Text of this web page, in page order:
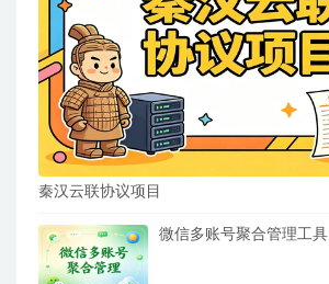
秦汉云联协议项目
微信多账号聚合管理工具